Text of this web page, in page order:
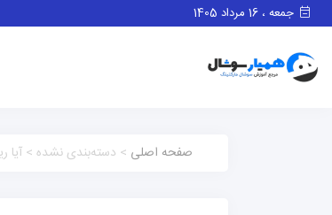
جمعه ، 16 مرداد 1405
صفحه اصلی > دسته‌بندی نشده >